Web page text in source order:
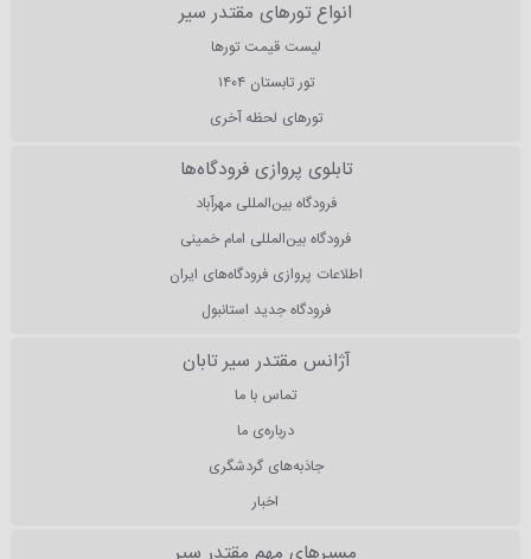
انواع تورهای مقتدر سیر
لیست قیمت تورها
تور تابستان ۱۴۰۴
تورهای لحظه آخری
تابلوی پروازی فرودگاه‌ها
فرودگاه بین‌المللی مهرآباد
فرودگاه بین‌المللی امام خمینی
اطلاعات پروازی فرودگاه‌های ایران
فرودگاه جدید استانبول
آژانس مقتدر سیر تابان
تماس با ما
درباره‌ی ما
جاذبه‌های گردشگری
اخبار
مسیرهای مهم مقتدر سیر